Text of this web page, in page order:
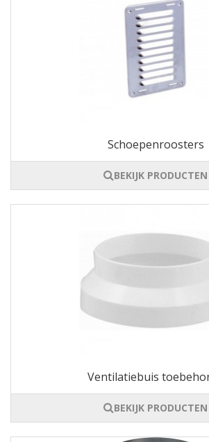
Schoepenroosters
BEKIJK PRODUCTEN
Ventilatiebuis
BEKIJK PRODUCTEN